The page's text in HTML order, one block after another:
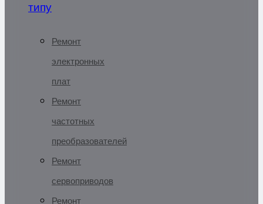
типу
Ремонт
электронных
плат
Ремонт
частотных
преобразователей
Ремонт
сервоприводов
Ремонт